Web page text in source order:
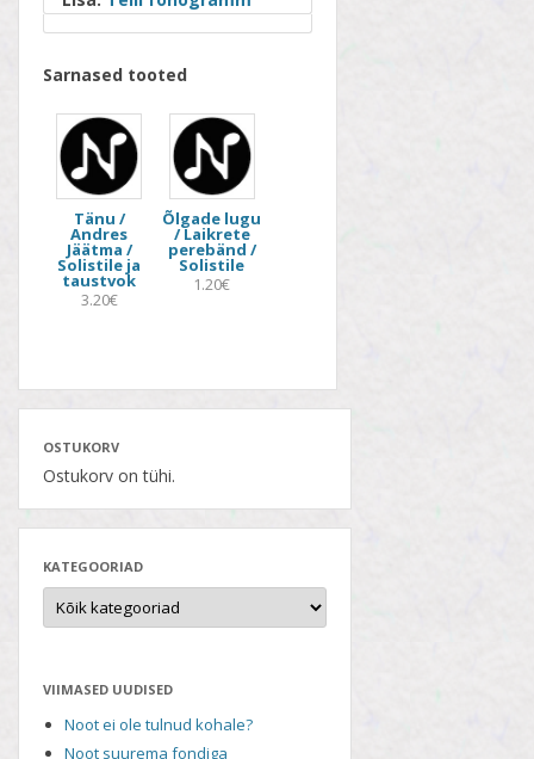
Sarnased tooted
Tänu /
Andres
Jäätma /
Solistile ja
taustvok
3.20€
Õlgade lugu
/ Laikrete
perebänd /
Solistile
1.20€
OSTUKORV
Ostukorv on tühi.
KATEGOORIAD
VIIMASED UUDISED
Noot ei ole tulnud kohale?
Noot suurema fondiga